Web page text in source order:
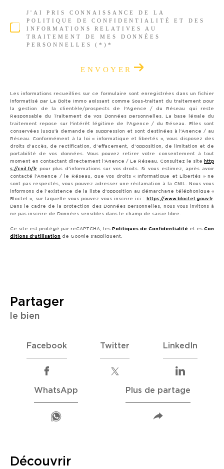
J'AI PRIS CONNAISSANCE DE LA
POLITIQUE DE CONFIDENTIALITÉ ET DES
INFORMATIONS RELATIVES AU
TRAITEMENT DE MES DONNÉES
PERSONNELLES (*)*
ENVOYER
Les informations recueillies sur ce formulaire sont enregistrées dans un fichier
informatisé par La Boite Immo agissant comme Sous-traitant du traitement pour
la gestion de la clientèle/prospects de l'Agence / du Réseau qui reste
Responsable du Traitement de vos Données personnelles. La base légale du
traitement repose sur l'intérêt légitime de l'Agence / du Réseau. Elles sont
conservées jusqu'à demande de suppression et sont destinées à l'Agence / au
Réseau. Conformément à la loi « informatique et libertés », vous disposez des
droits d’accès, de rectification, d’effacement, d’opposition, de limitation et de
portabilité de vos données. Vous pouvez retirer votre consentement à tout
moment en contactant directement l’Agence / Le Réseau. Consultez le site
http
s://cnil.fr/fr pour plus d’informations sur vos droits. Si vous estimez, après avoir
contacté l'Agence / le Réseau, que vos droits « Informatique et Libertés » ne
sont pas respectés, vous pouvez adresser une réclamation à la CNIL. Nous vous
informons de l’existence de la liste d'opposition au démarchage téléphonique «
Bloctel », sur laquelle vous pouvez vous inscrire ici :
https://www.bloctel.gouv.fr.
Dans le cadre de la protection des Données personnelles, nous vous invitons à
ne pas inscrire de Données sensibles dans le champ de saisie libre.
Ce site est protégé par reCAPTCHA, les Politiques de Confidentialité et es Con
ditions d'utilisation de Google s'appliquent.
partager
le bien
Facebook Twitter LinkedIn
WhatsApp Plus de partage
découvrir